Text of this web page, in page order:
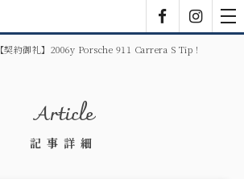
【契約御礼】2006y Porsche 911 Carrera S Tip！
Article
記事詳細